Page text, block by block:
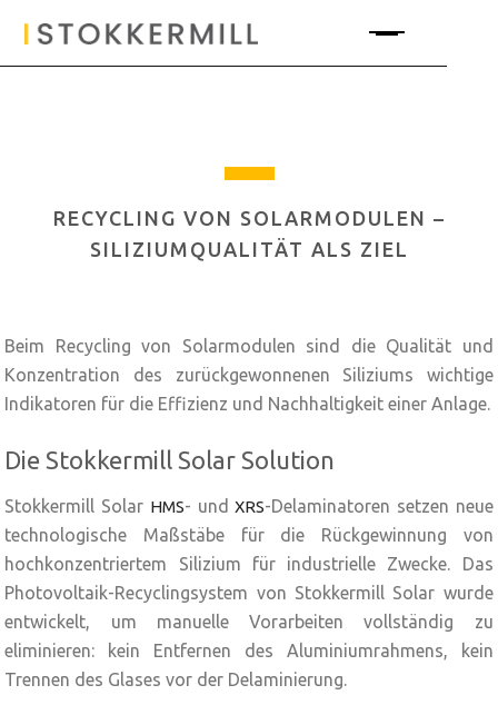
RECYCLING VON SOLARMODULEN –
SILIZIUMQUALITÄT ALS ZIEL
Beim Recycling von Solarmodulen sind die Qualität und
Konzentration des zurückgewonnenen Siliziums wichtige
Indikatoren für die Effizienz und Nachhaltigkeit einer Anlage.
Die Stokkermill Solar Solution
Stokkermill Solar HMS- undXRS-Delaminatoren setzen neue
technologische Maßstäbe für die Rückgewinnung von
hochkonzentriertem Silizium für industrielle Zwecke. Das
Photovoltaik-Recyclingsystem von Stokkermill Solar wurde
entwickelt, um manuelle Vorarbeiten vollständig zu
eliminieren: kein Entfernen des Aluminiumrahmens, kein
Trennen des Glases vor der Delaminierung.